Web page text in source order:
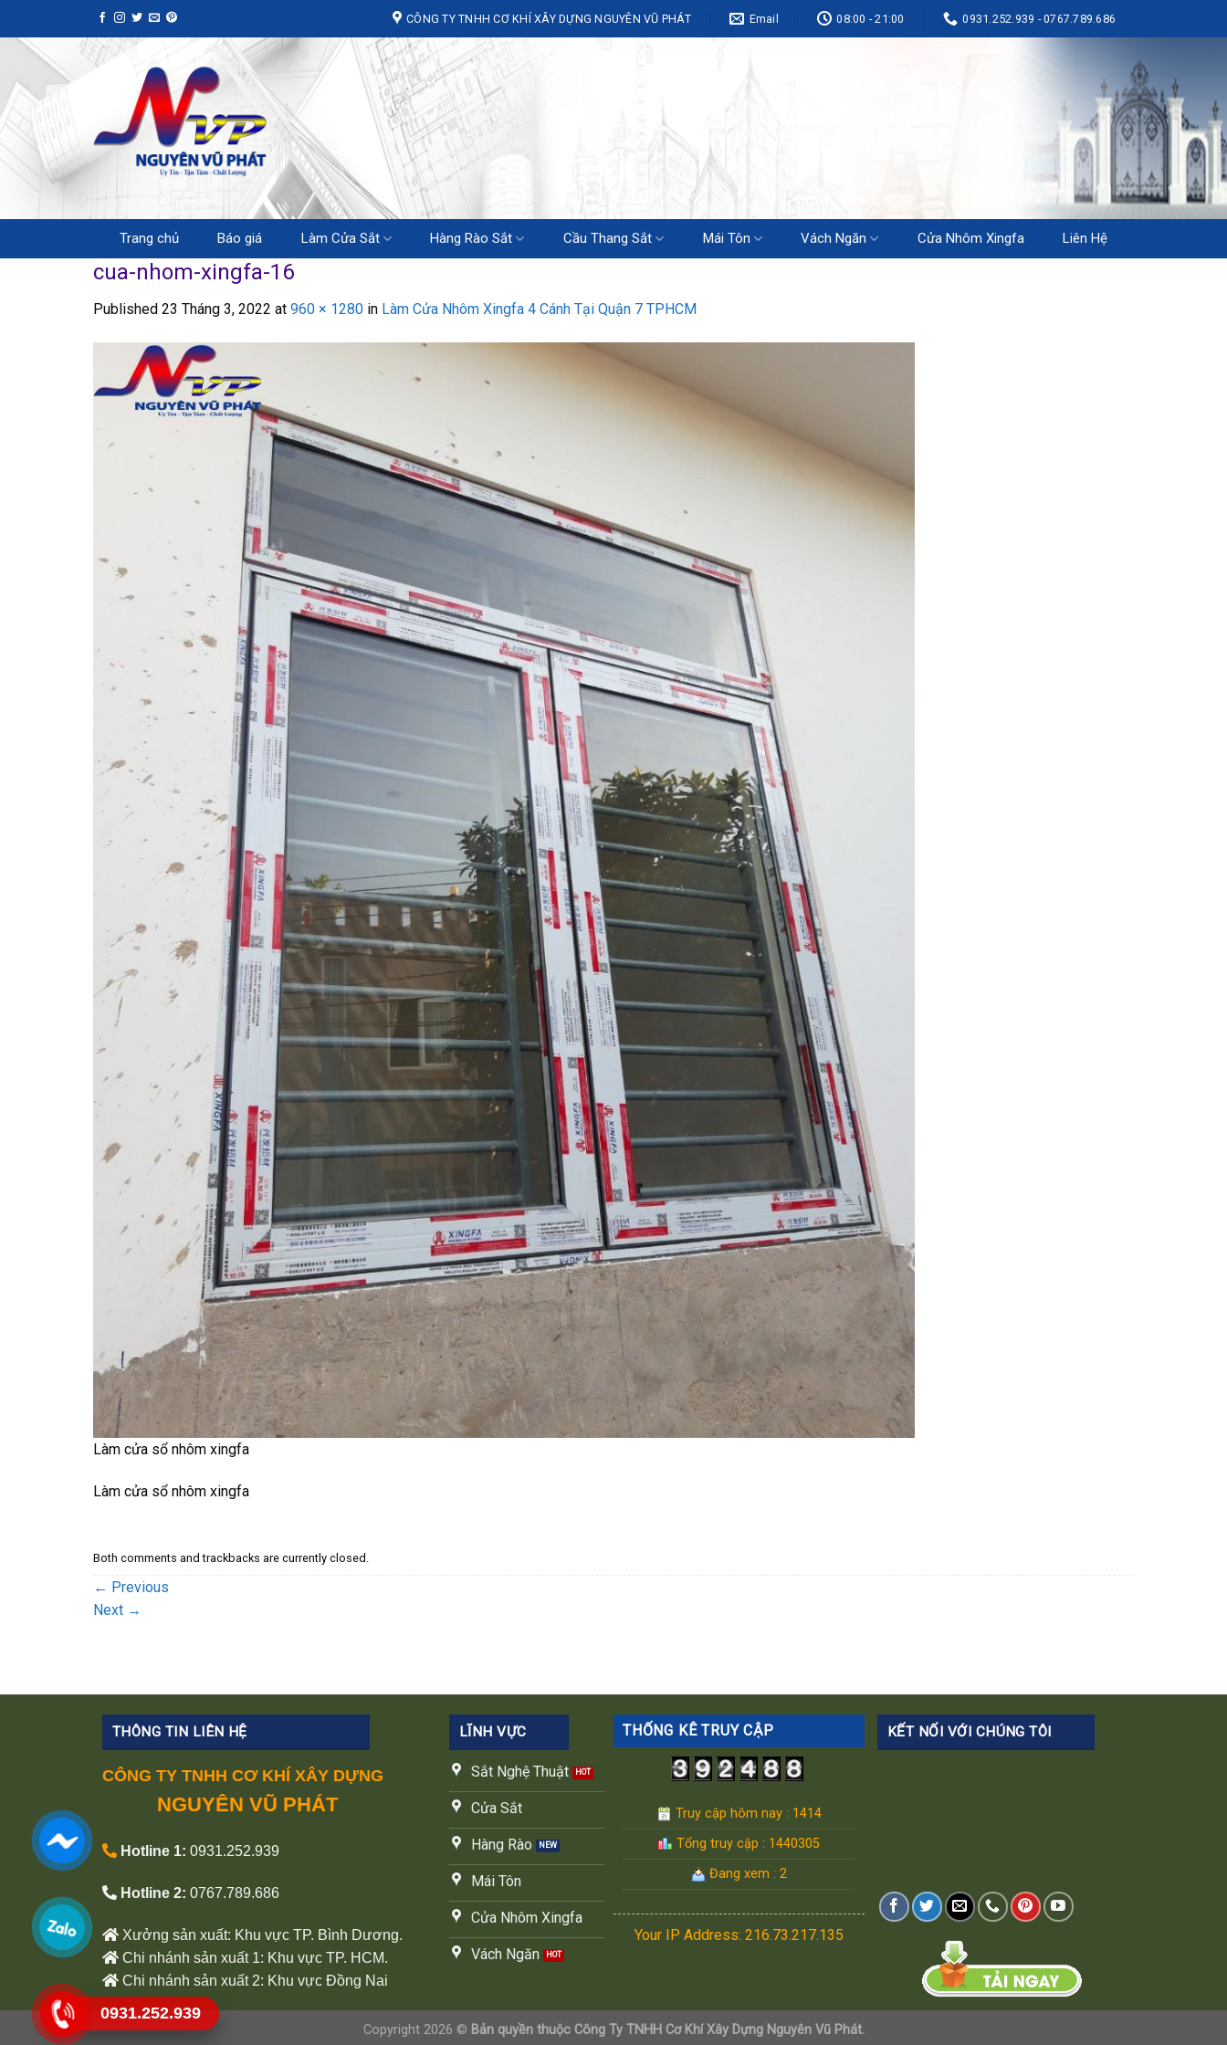
to
content
CÔNG TY TNHH CƠ KHÍ XÂY DỰNG NGUYÊN VŨ PHÁT Email 08:00 - 21:00 0931.252.939 - 0767.789.686
Trang chủ Báo giá Làm Cửa Sắt Hàng Rào Sắt Cầu Thang Sắt Mái Tôn Vách Ngăn Cửa Nhôm Xingfa Liên Hệ
cua-nhom-xingfa-16
Published 23 Tháng 3, 2022 at 960 × 1280 in Làm Cửa Nhôm Xingfa 4 Cánh Tại Quận 7 TPHCM
Làm cửa sổ nhôm xingfa
Làm cửa sổ nhôm xingfa
Both comments and trackbacks are currently closed.
← Previous
Next →
THÔNG TIN LIÊN HỆ
CÔNG TY TNHH CƠ KHÍ XÂY DỰNG
NGUYÊN VŨ PHÁT
Hotline 1: 0931.252.939
Hotline 2: 0767.789.686
Xưởng sản xuất: Khu vực TP. Bình Dương.
Chi nhánh sản xuất 1: Khu vực TP. HCM.
Chi nhánh sản xuất 2: Khu vực Đồng Nai
LĨNH VỰC
Sắt Nghệ Thuật
Cửa Sắt
Hàng Rào
Mái Tôn
Cửa Nhôm Xingfa
Vách Ngăn
THỐNG KÊ TRUY CẬP
Truy cập hôm nay : 1414
Tổng truy cập : 1440305
Đang xem : 2
Your IP Address: 216.73.217.135
KẾT NỐI VỚI CHÚNG TÔI
Copyright 2026 © Bản quyền thuộc Công Ty TNHH Cơ Khí Xây Dựng Nguyên Vũ Phát.
0931.252.939